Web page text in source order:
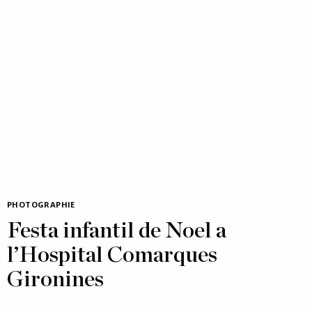
PHOTOGRAPHIE
Festa infantil de Noel a
l’Hospital Comarques
Gironines